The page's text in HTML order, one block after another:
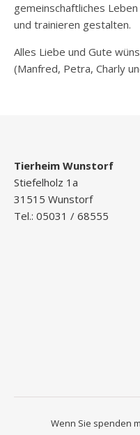
gemeinschaftliches
und trainieren gestalten.
Alles Liebe und Gute
(Manfred, Petra, Charly
Tierheim Wunstorf
Stiefelholz 1a
31515 Wunstorf
Tel.: 05031 / 68555
Wenn Sie spenden